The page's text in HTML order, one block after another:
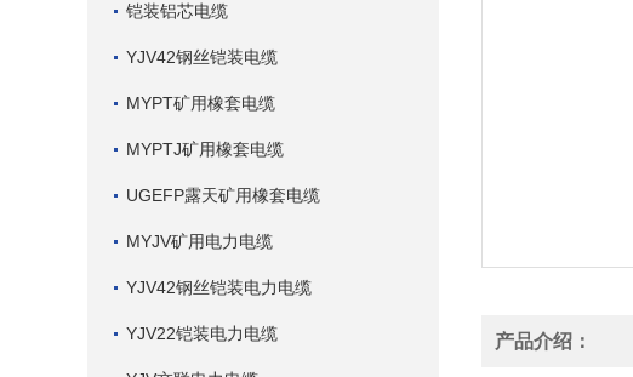
铠装铝芯电缆
YJV42钢丝铠装电缆
MYPT矿用橡套电缆
MYPTJ矿用橡套电缆
UGEFP露天矿用橡套电缆
MYJV矿用电力电缆
YJV42钢丝铠装电力电缆
YJV22铠装电力电缆 产品介绍：